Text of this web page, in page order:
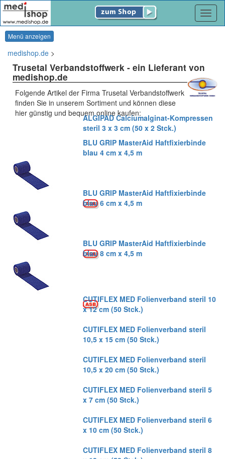
Menü anzeigen
medishop.de >
Trusetal Verbandstoffwerk - ein Lieferant von
medishop.de
Folgende Artikel der Firma Trusetal Verbandstoffwerk
finden Sie in unserem Sortiment und können diese
hier günstig und bequem online kaufen:ALGIPAD Calciumalginat-Kompressen
steril 3 x 3 cm (50 x 2 Stck.)
BLU GRIP MasterAid Haftfixierbinde
blau 4 cm x 4,5 m
BLU GRIP MasterAid Haftfixierbinde
blau 6 cm x 4,5 m
BLU GRIP MasterAid Haftfixierbinde
blau 8 cm x 4,5 m
CUTIFLEX MED Folienverband steril 10
x 12 cm (50 Stck.)
CUTIFLEX MED Folienverband steril
10,5 x 15 cm (50 Stck.)
CUTIFLEX MED Folienverband steril
10,5 x 20 cm (50 Stck.)
CUTIFLEX MED Folienverband steril 5
x 7 cm (50 Stck.)
CUTIFLEX MED Folienverband steril 6
x 10 cm (50 Stck.)
CUTIFLEX MED Folienverband steril 8